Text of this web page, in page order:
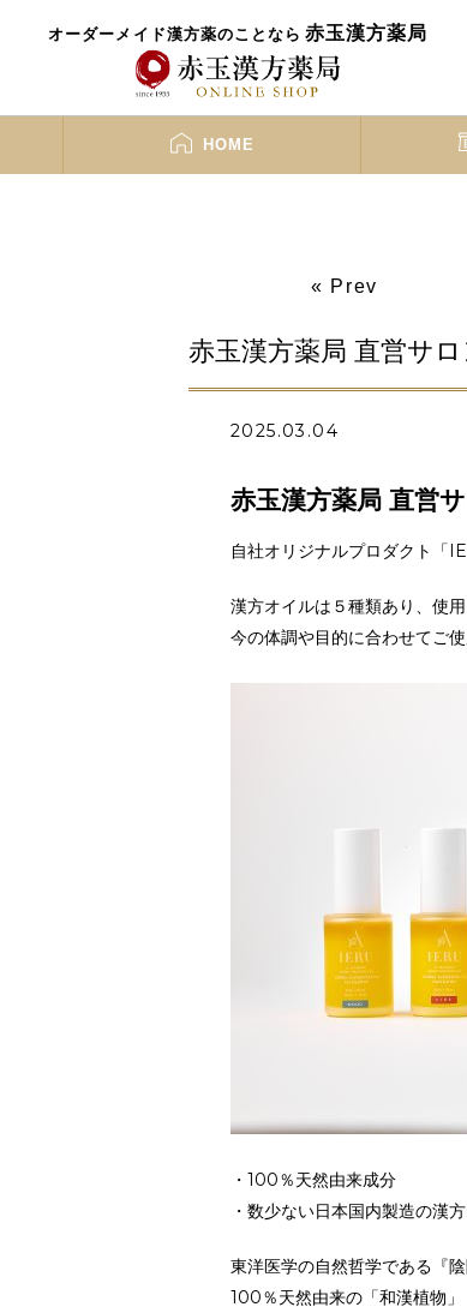
オーダーメイド漢方薬のことなら 赤玉漢方薬局
HOME
« Prev
赤玉漢方薬局 直営サ
2025.03.04
赤玉漢方薬局 直営
自社オリジナルプロダクト「
漢方オイルは５種類あり、使
今の体調や目的に合わせてご使
・100％天然由来成分
・数少ない日本国内製造の漢
東洋医学の自然哲学である『
100％天然由来の「和漢植物」